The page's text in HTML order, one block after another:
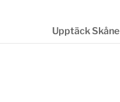
Upptäck Skåne